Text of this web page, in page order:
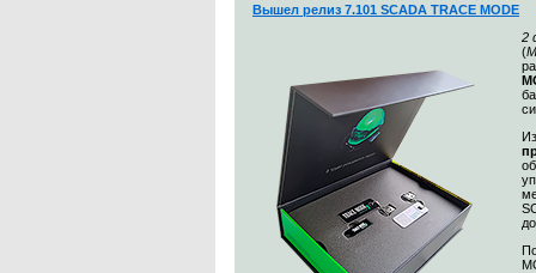
Вышел релиз 7.101 SCADA TRACE MODE
2
(